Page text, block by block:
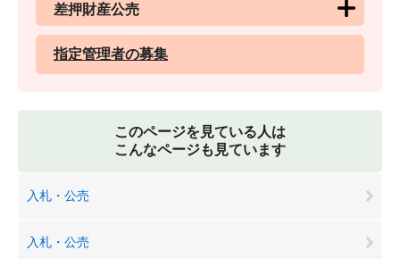
差押財産公売
指定管理者の募集
このページを見ている人は
こんなページも見ています
入札・公売
入札・公売